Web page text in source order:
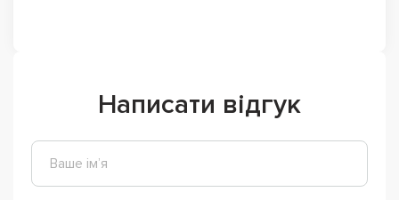
Написати відгук